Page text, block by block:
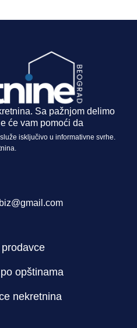
Sa pažnjom delimo
će vam pomoći da
isključivo u informativne svrhe.
opštinama
nekretnina